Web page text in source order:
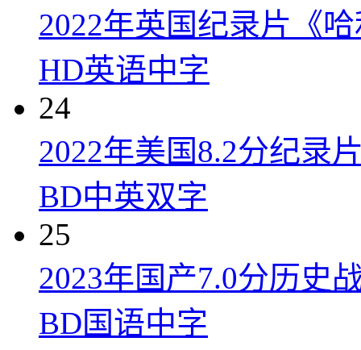
2022年英国纪录片《
HD英语中字
24
2022年美国8.2分纪录
BD中英双字
25
2023年国产7.0分历史
BD国语中字